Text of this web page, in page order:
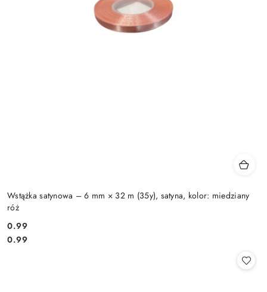
Wstążka satynowa – 6 mm × 32 m (35y), satyna, kolor: miedziany
róż
Cena:
0.99
Cena:
0.99